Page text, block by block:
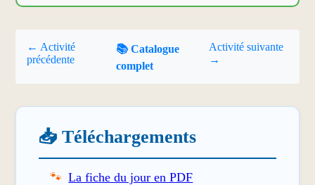
← Activité
précédente
📚 Catalogue
complet
Activité suivante
→
📥 Téléchargements
La fiche du jour en PDF